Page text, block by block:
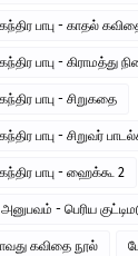
பாபு - காதல்
பாபு - கிராமத்து
பாபு - சிறுகதை
பாபு - சிறுவர்
பாபு - ஹைக்கூ 2
- பெரிய
கவிதை நூல்